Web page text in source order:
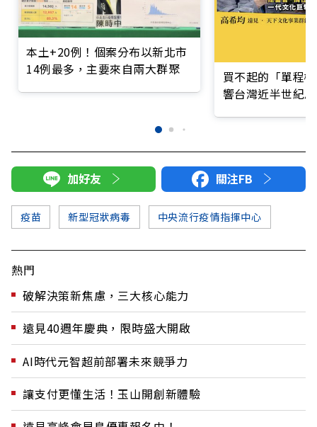
本土+20例！個案分布以新北市
14例最多，主要來自兩大群聚
買不起的「單程
響台灣近半世紀
加好友 關注FB
疫苗 新型冠狀病毒 中央流行疫情指揮中心
熱門
破解決策新焦慮，三大核心能力
遠見40週年慶典，限時盛大開啟
AI時代元智超前部署未來競爭力
讓支付更懂生活！玉山開創新體驗